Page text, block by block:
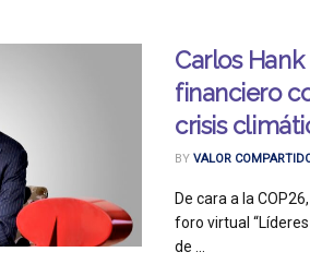
Carlos
financiero
crisis
BY VALOR
De cara a la
foro virtual
de ...